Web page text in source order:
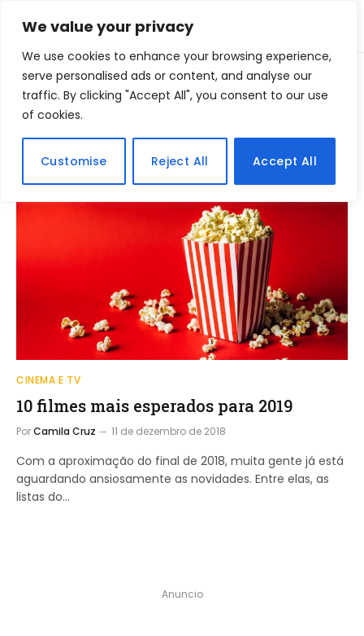
We value your privacy
We use cookies to enhance your browsing experience,
serve personalised ads or content, and analyse our
traffic. By clicking "Accept All", you consent to our use
of cookies.
Customise Reject All Accept All
Home » Posts Tagged "heróis"
BROWSING:
CINEMA E TV
10 filmes mais esperados para 2019
PorCamila Cruz 11 de dezembro de 2018
Com a aproximação do final de 2018, muita gente já está
aguardando ansiosamente as novidades. Entre elas, as
listas do…
Anuncio